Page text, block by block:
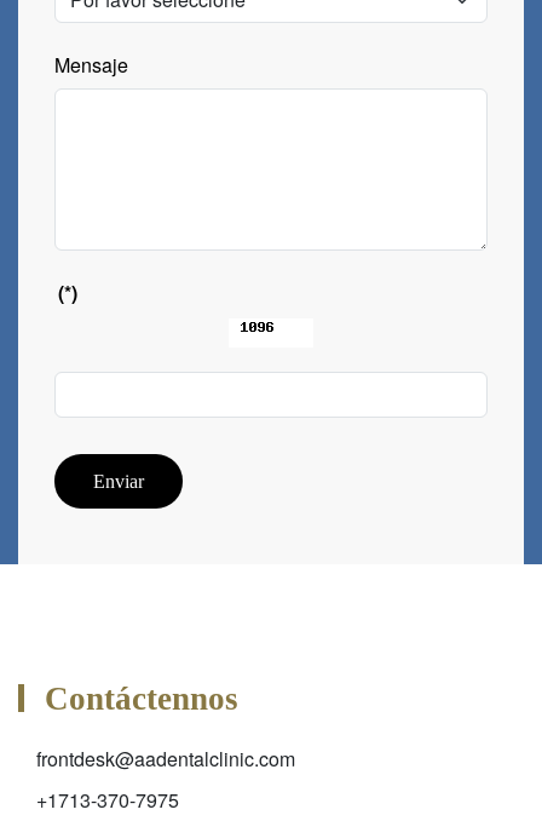
Mensaje
(*)
Enviar
Contáctennos
frontdesk@aadentalclinic.com
+1713-370-7975